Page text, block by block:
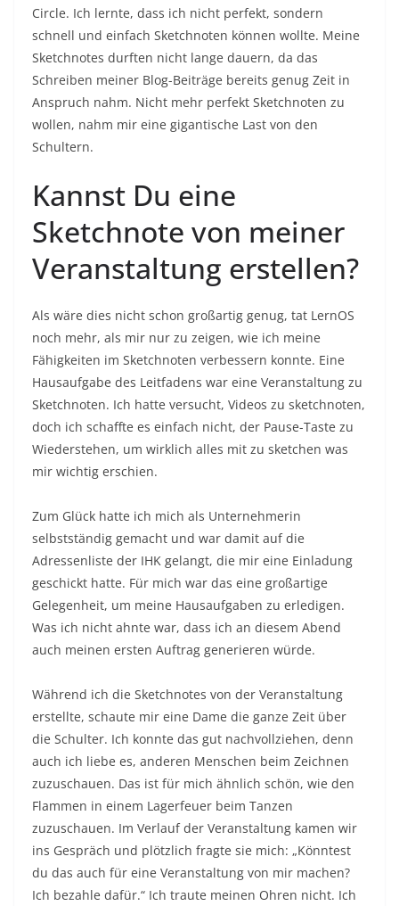
Circle. Ich lernte, dass ich nicht perfekt, sondern
schnell und einfach Sketchnoten können wollte. Meine
Sketchnotes durften nicht lange dauern, da das
Schreiben meiner Blog-Beiträge bereits genug Zeit in
Anspruch nahm. Nicht mehr perfekt Sketchnoten zu
wollen, nahm mir eine gigantische Last von den
Schultern.
Kannst Du eine
Sketchnote von meiner
Veranstaltung erstellen?
Als wäre dies nicht schon großartig genug, tat LernOS
noch mehr, als mir nur zu zeigen, wie ich meine
Fähigkeiten im Sketchnoten verbessern konnte. Eine
Hausaufgabe des Leitfadens war eine Veranstaltung zu
Sketchnoten. Ich hatte versucht, Videos zu sketchnoten,
doch ich schaffte es einfach nicht, der Pause-Taste zu
Wiederstehen, um wirklich alles mit zu sketchen was
mir wichtig erschien.
Zum Glück hatte ich mich als Unternehmerin
selbstständig gemacht und war damit auf die
Adressenliste der IHK gelangt, die mir eine Einladung
geschickt hatte. Für mich war das eine großartige
Gelegenheit, um meine Hausaufgaben zu erledigen.
Was ich nicht ahnte war, dass ich an diesem Abend
auch meinen ersten Auftrag generieren würde.
Während ich die Sketchnotes von der Veranstaltung
erstellte, schaute mir eine Dame die ganze Zeit über
die Schulter. Ich konnte das gut nachvollziehen, denn
auch ich liebe es, anderen Menschen beim Zeichnen
zuzuschauen. Das ist für mich ähnlich schön, wie den
Flammen in einem Lagerfeuer beim Tanzen
zuzuschauen. Im Verlauf der Veranstaltung kamen wir
ins Gespräch und plötzlich fragte sie mich: „Könntest
du das auch für eine Veranstaltung von mir machen?
Ich bezahle dafür.“ Ich traute meinen Ohren nicht. Ich